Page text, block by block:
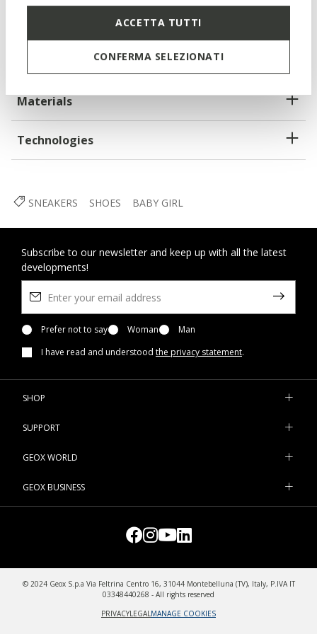
ACCETTA TUTTI
CONFERMA SELEZIONATI
Lightweight footwear
Single riptape and elasticated lace fastening; Removable
insole
Materials
Technologies
SNEAKERS SHOES BABY GIRL
Subscribe to our newsletter and keep up with all the latest
developments!
Prefer not to say Woman
Man
I have read and understood the privacy statement.
SHOP
SUPPORT
GEOX WORLD
GEOX BUSINESS
© 2024 Geox S.p.a Via Feltrina Centro 16, 31044 Montebelluna (TV), Italy, P.IVA IT
03348440268 - All rights reserved
PRIVACYLEGALMANAGE COOKIES